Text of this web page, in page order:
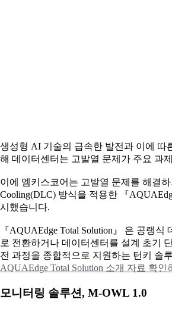
생성형 AI 기술의 급속한 발전과 이에 따
해 데이터센터는 고발열 문제가 주요 과
이에 엠키스코어는 고발열 문제를 해결
Cooling(DLC) 방식을 적용한 『
시했습니다.
『AQUAEdge Total Solution』 은 공랭
로 전환하거나 데이터센터를 설계 초기
전 과정을 종합적으로 지원하는 턴키 솔
AQUAEdge Total Solution 소개 자료 확인
모니터링 솔루션, M-OWL 1.0